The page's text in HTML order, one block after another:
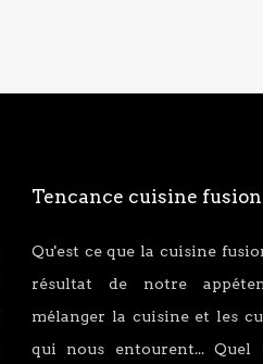
Tencance cuisine fusion
Qu'est ce que la cuisine
résultat de notre
mélanger la cuisine et les
qui nous entourent... Quel